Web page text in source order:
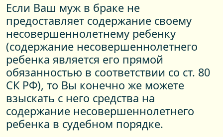
Если Ваш муж в браке не
предоставляет содержание своему
несовершеннолетнему ребенку
(содержание несовершеннолетнего
ребенка является его прямой
обязанностью в соответствии со ст. 80
СК РФ), то Вы конечно же можете
взыскать с него средства на
содержание несовершеннолетнего
ребенка в судебном порядке.